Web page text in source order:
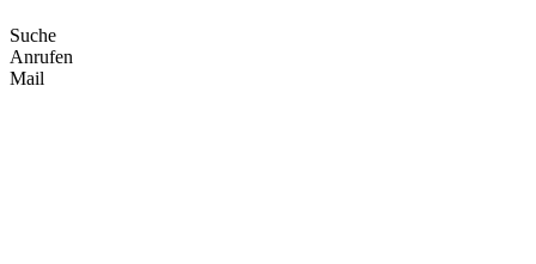
Suche
Anrufen
Mail